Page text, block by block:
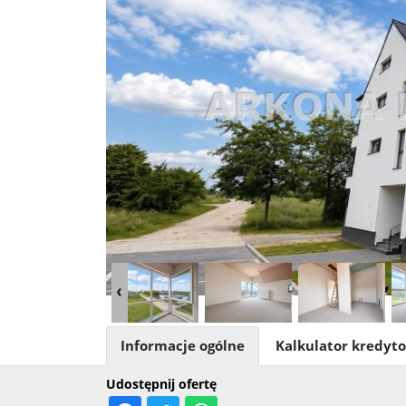
Udostępnij ofertę
Informacje ogólne Kalkulator